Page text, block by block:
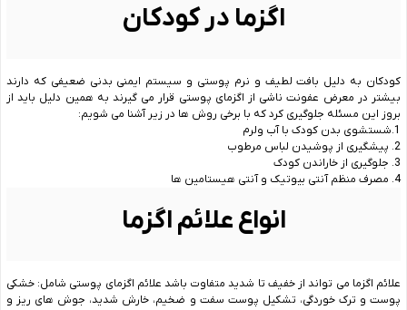
اگزما در کودکان
کودکان به دلیل بافت لطیف و نرم پوستی و سیستم ایمنی بدنی ضعیفی که دارند
بیشتر در معرض عفونت ناشی از اگزمای پوستی قرار می گیرند به همین دلیل باید از
بروز این مسئله جلوگیری کرد که با برخی روش ها در زیر آشنا می شویم:
1.شستشوی بدن کودک با آب ولرم
2. پیشگیری از پوشیدن لباس مرطوب
3. جلوگیری از خاراندن کودک
4. مصرف منظم آنتی بیوتیک و آنتی هیستامین ها
انواع علائم اگزما
علائم اگزما می تواند از خفیف تا شدید متفاوت باشد علائم اگزمای پوستی شامل: خشکی
پوست و ترک خوردگی، تشکیل پوست سفت و ضخیم، خارش شدید، جوش های ریز و